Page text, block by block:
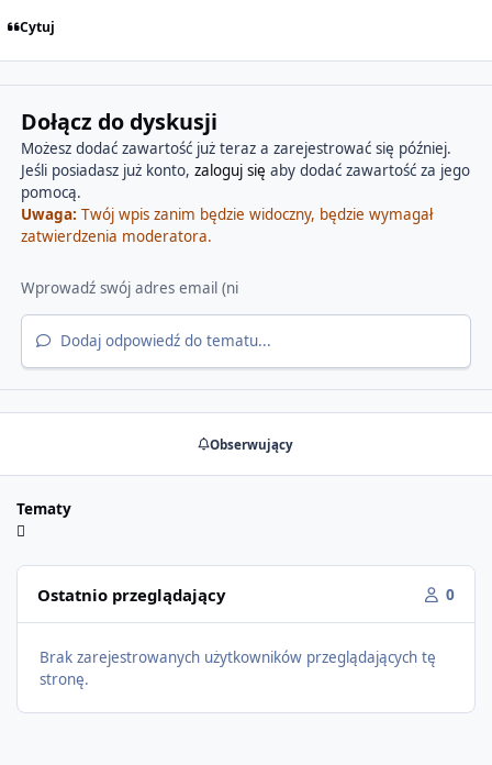
Cytuj
Dołącz do dyskusji
Możesz dodać zawartość już teraz a zarejestrować się później.
Jeśli posiadasz już konto, zaloguj się aby dodać zawartość za jego
pomocą.
Uwaga: Twój wpis zanim będzie widoczny, będzie wymagał
zatwierdzenia moderatora.
Dodaj odpowiedź do tematu...
Obserwujący
Tematy
Ostatnio przeglądający 0
Brak zarejestrowanych użytkowników przeglądających tę
stronę.